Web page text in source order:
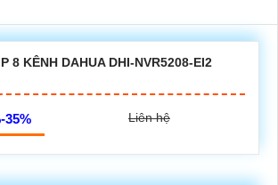
8 KÊNH DAHUA DHI-NVR5208-EI2
35% Liên hệ